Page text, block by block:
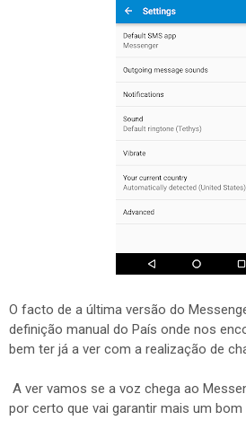
O facto de a última versão do
definição manual do País onde nos
bem ter já a ver com a realização de
A ver vamos se a voz chega ao
por certo que vai garantir mais um